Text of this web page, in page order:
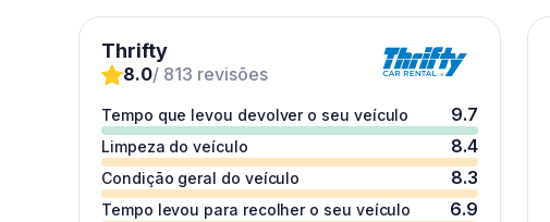
Thrifty
8.0/ 813 revisões
Tempo que levou devolver o seu veículo 9.7
Limpeza do veículo 8.4
Condição geral do veículo 8.3
Tempo levou para recolher o seu veículo 6.9